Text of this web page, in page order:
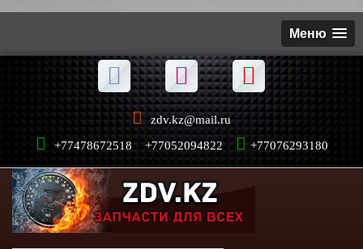
Меню
zdv.kz@mail.ru
+77478672518 +77052094822
+77076293180